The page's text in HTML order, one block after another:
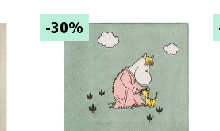
-30%
- Thon Senter Orkanger
Orkanger, Orkdalsveien 113, 7300
09-20